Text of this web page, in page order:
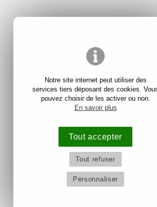
Notre site internet peut utiliser des
services tiers déposant des cookies.
pouvez choisir de les activer ou non.
En savoir plus
Tout accepter
Tout refuser
Personnaliser